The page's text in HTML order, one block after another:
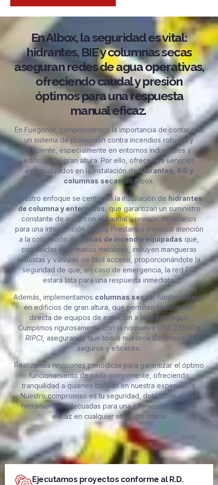
En Albox, la seguridad es vital:
hidrantes, BIE y columnas secas
aseguran redes de agua operativas,
ofreciendo caudal y presión
óptimos para una respuesta
manual eficaz.
En Fuegonor, comprendemos la importancia de contar con
un sistema de protección contra incendios robusto y
eficiente, especialmente en entornos industriales y
edificios de gran altura. Por ello, ofrecemos servicios
especializados en la instalación dehidrantes, BIE y
columnas secasen Albox.
Nuestro enfoque se centra en la instalación de hidrantes
de columna y enterrados, que garantizan un suministro
constante de agua con el caudal y presión necesarios
para una intervención rápida. Prestamos especial atención
a la colocación de bocas de incendio equipadas que,
contenidas en armarios metálicos, incluyen mangueras
robustas y válvulas de fácil acceso, proporcionándote la
seguridad de que, en caso de emergencia, la red PCI
estará lista para una respuesta inmediata.
Además, implementamos columnas secas, fundamentales
en edificios de gran altura, que permiten la conexión
directa de equipos de extinción a la red de agua.
Cumplimos rigurosamente con la normativaUNE 23500 y
RIPCI, asegurando que todos nuestros sistemas son
seguros y eficaces.
Realizamos revisiones periódicas para garantizar el óptimo
funcionamiento de cada componente, ofreciendo
tranquilidad a quienes confían en nuestra experiencia.
Nuestro compromiso es tu seguridad, dotándote de las
herramientas adecuadas para una intervención manual
eficaz en cualquier situación crítica.
Ejecutamos proyectos conforme al R.D.